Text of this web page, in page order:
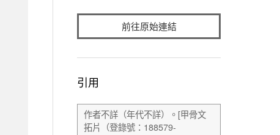
前往原始連結
引用